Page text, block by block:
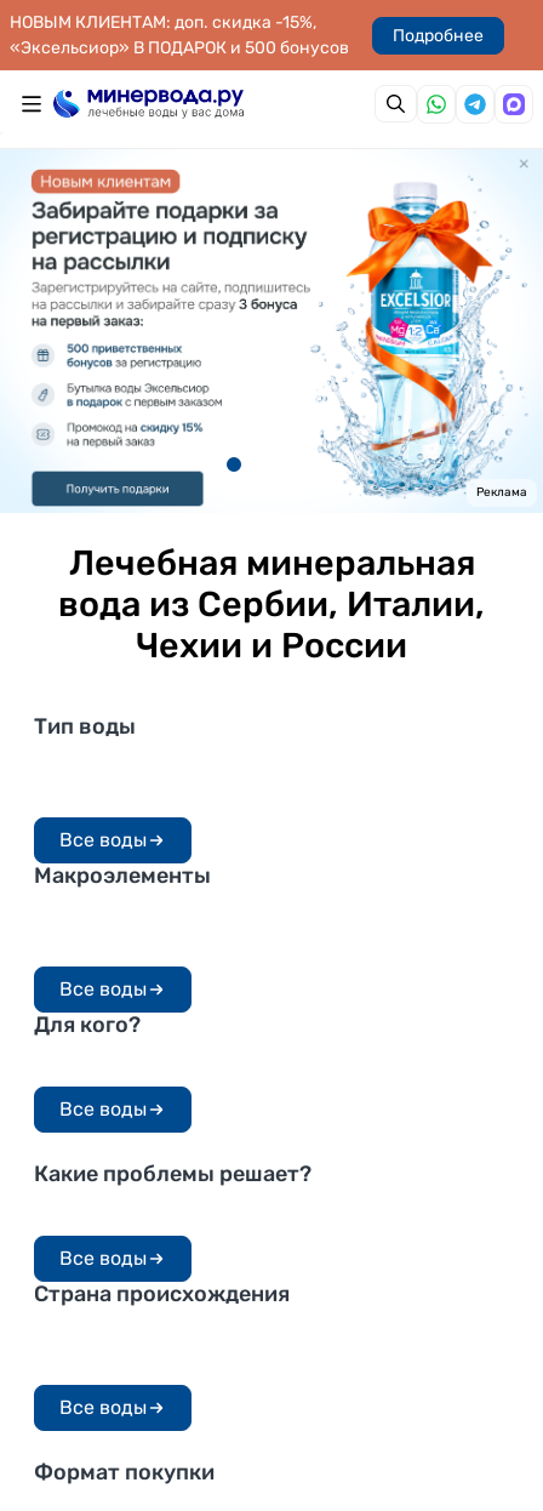
НОВЫМ КЛИЕНТАМ: доп. скидка -15%,
«Эксельсиор» В ПОДАРОК и 500 бонусов
Подробнее
Реклама
Лечебная минеральная
вода из Сербии, Италии,
Чехии и России
Тип воды
минерализация
Столовые
Низкая минерализация
Все воды
Макроэлементы
С йодом
Все воды
Для кого?
Женщинам Мужчинам
Все воды
Какие проблемы решает?
Для ЖКТ Почечные
Все воды
Формат покупки
Страна происхождения
Из России
Все воды